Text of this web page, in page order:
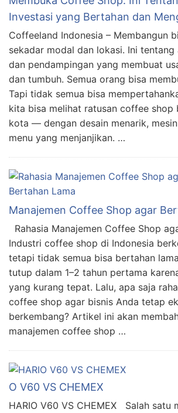
Investasi yang Bertahan dan
Coffeeland Indonesia – Membangun
sekadar modal dan lokasi. Ini tentang
dan pendampingan yang membuat
dan tumbuh. Semua orang bisa
Tapi tidak semua bisa
kita bisa melihat ratusan coffee shop
kota — dengan desain menarik,
menu yang menjanjikan. …
Manajemen Coffee Shop agar
Rahasia Manajemen Coffee Shop
Industri coffee shop di Indonesia
tetapi tidak semua bisa bertahan
tutup dalam 1–2 tahun pertama
yang kurang tepat. Lalu, apa saja
coffee shop agar bisnis Anda tetap
berkembang? Artikel ini akan
manajemen coffee shop …
O V60 VS CHEMEX
HARIO V60 VS CHEMEX Salah satu